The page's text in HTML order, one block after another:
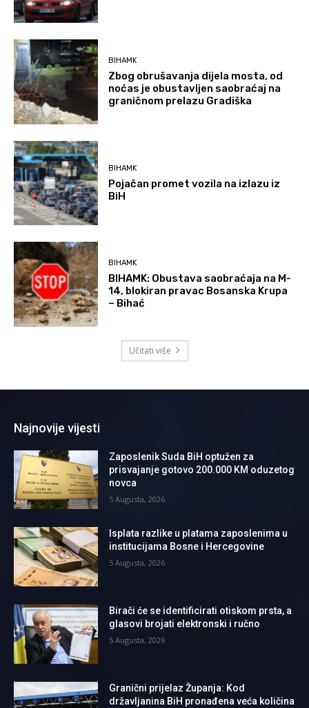
BIHAMK
Zbog obrušavanja dijela mosta, od
noćas je obustavljen saobraćaj na
graničnom prelazu Gradiška
BIHAMK
Pojačan promet vozila na izlazu iz
BiH
BIHAMK
BIHAMK: Obustava saobraćaja na M-
14, blokiran pravac Bosanska Krupa
– Bihać
Učitati više
Najnovije vijesti
Zaposlenik Suda BiH optužen za
prisvajanje gotovo 200.000 KM oduzetog
novca
5 Augusta, 2026
Isplata razlike u platama zaposlenima u
institucijama Bosne i Hercegovine
5 Augusta, 2026
Birači će se identificirati otiskom prsta, a
glasovi brojati elektronski i ručno
5 Augusta, 2026
Granični prijelaz Županja: Kod
državljanina BiH pronađena veća količina